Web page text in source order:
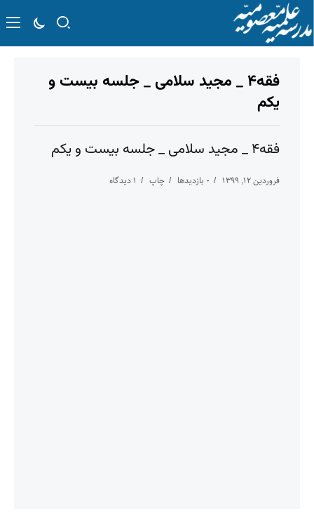
فقه۴ _ مجید سلامی _ جلسه بیست و
یکم
فقه۴ _ مجید سلامی _ جلسه بیست و یکم
فروردین ۱۲, ۱۳۹۹ ۰ بازدیدها چاپ ۱ دیدگاه